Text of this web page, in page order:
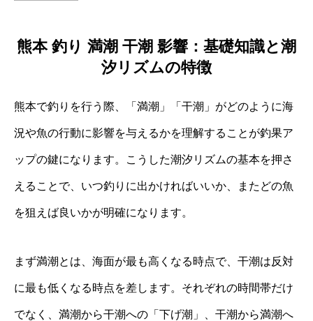
熊本 釣り 満潮 干潮 影響：基礎知識と潮
汐リズムの特徴
熊本で釣りを行う際、「満潮」「干潮」がどのように海
況や魚の行動に影響を与えるかを理解することが釣果ア
ップの鍵になります。こうした潮汐リズムの基本を押さ
えることで、いつ釣りに出かければいいか、またどの魚
を狙えば良いかが明確になります。
まず満潮とは、海面が最も高くなる時点で、干潮は反対
に最も低くなる時点を差します。それぞれの時間帯だけ
でなく、満潮から干潮への「下げ潮」、干潮から満潮へ